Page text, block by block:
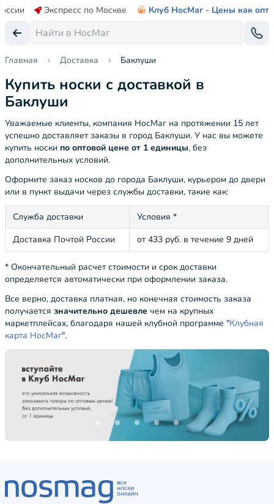
Экспресс по Москве Клуб НосМаг - Цены как опт
Главная Доставка Баклуши
Купить носки с доставкой в
Баклуши
Уважаемые клиенты, компания НосМаг на протяжении 15 лет
успешно доставляет заказы в город Баклуши. У нас вы можете
купить носки по оптовой цене от 1 единицы, без
дополнительных условий.
Оформите заказ носков до города Баклуши, курьером до двери
или в пункт выдачи через службы доставки, такие как:
Служба доставки
Условия *
Доставка Почтой России
от 433 руб. в течение 9 дней
* Окончательный расчет стоимости и срок доставки
определяется автоматически при оформлении заказа.
Все верно, доставка платная, но конечная стоимость заказа
получается значительно дешевле чем на крупных
маркетплейсах, благодаря нашей клубной программе "Клубная
карта НосМаг".